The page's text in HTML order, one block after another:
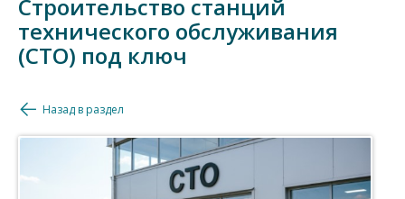
о
в
н
а
Строительство станций
технического обслуживания
(СТО) под ключ
Назад в раздел